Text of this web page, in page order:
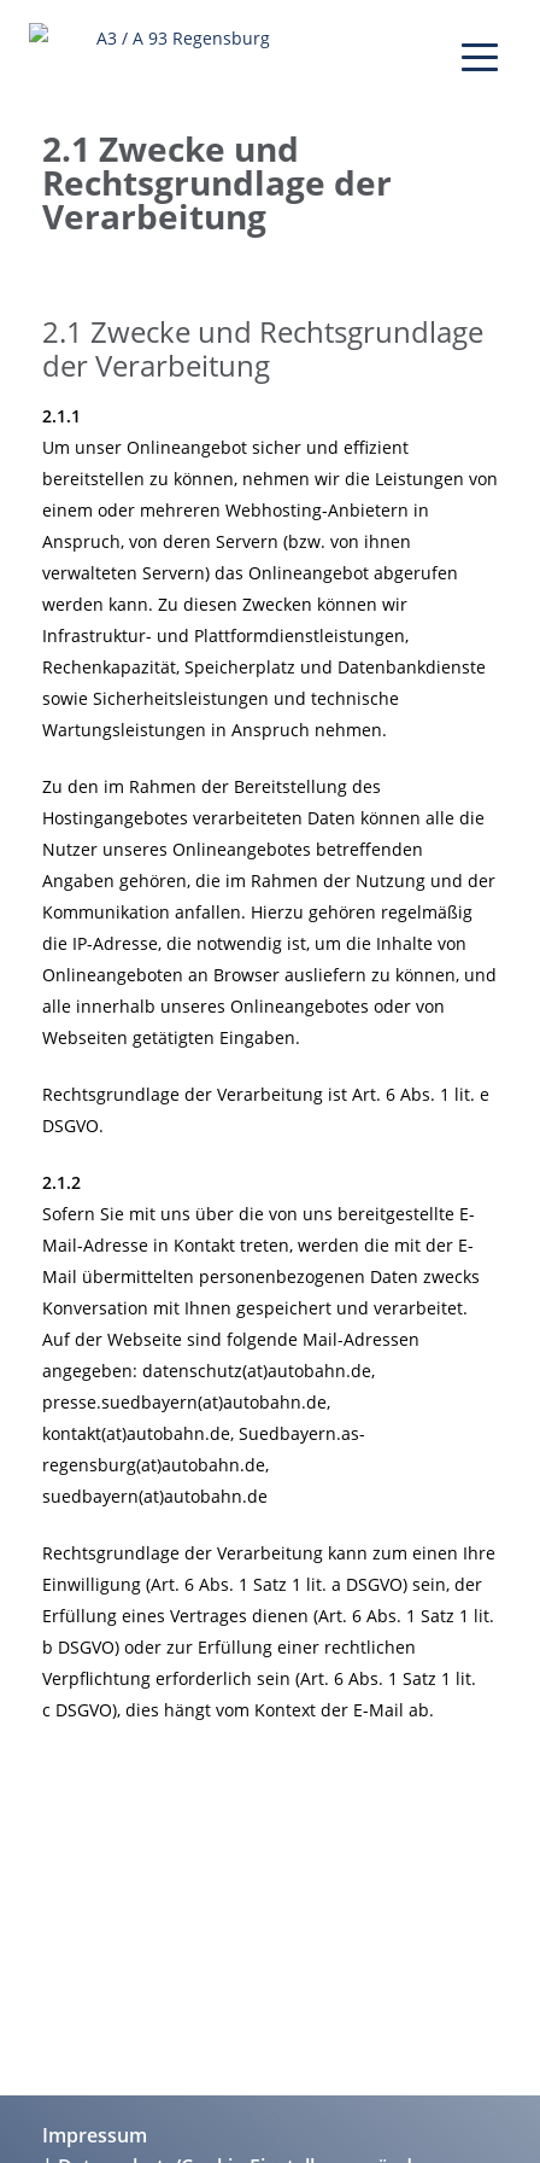
2.1 Zwecke und
Rechtsgrundlage der
Verarbeitung
2.1 Zwecke und Rechtsgrundlage
der Verarbeitung
2.1.1
Um unser Onlineangebot sicher und effizient
bereitstellen zu können, nehmen wir die Leistungen von
einem oder mehreren Webhosting-Anbietern in
Anspruch, von deren Servern (bzw. von ihnen
verwalteten Servern) das Onlineangebot abgerufen
werden kann. Zu diesen Zwecken können wir
Infrastruktur- und Plattformdienstleistungen,
Rechenkapazität, Speicherplatz und Datenbankdienste
sowie Sicherheitsleistungen und technische
Wartungsleistungen in Anspruch nehmen.
Zu den im Rahmen der Bereitstellung des
Hostingangebotes verarbeiteten Daten können alle die
Nutzer unseres Onlineangebotes betreffenden
Angaben gehören, die im Rahmen der Nutzung und der
Kommunikation anfallen. Hierzu gehören regelmäßig
die IP-Adresse, die notwendig ist, um die Inhalte von
Onlineangeboten an Browser ausliefern zu können, und
alle innerhalb unseres Onlineangebotes oder von
Webseiten getätigten Eingaben.
Rechtsgrundlage der Verarbeitung ist Art. 6 Abs. 1 lit. e
DSGVO.
2.1.2
Sofern Sie mit uns über die von uns bereitgestellte E-
Mail-Adresse in Kontakt treten, werden die mit der E-
Mail übermittelten personenbezogenen Daten zwecks
Konversation mit Ihnen gespeichert und verarbeitet.
Auf der Webseite sind folgende Mail-Adressen
angegeben: datenschutz(at)autobahn.de,
presse.suedbayern(at)autobahn.de,
kontakt(at)autobahn.de, Suedbayern.as-
regensburg(at)autobahn.de,
suedbayern(at)autobahn.de
Rechtsgrundlage der Verarbeitung kann zum einen Ihre
Einwilligung (Art. 6 Abs. 1 Satz 1 lit. a DSGVO) sein, der
Erfüllung eines Vertrages dienen (Art. 6 Abs. 1 Satz 1 lit.
b DSGVO) oder zur Erfüllung einer rechtlichen
Verpflichtung erforderlich sein (Art. 6 Abs. 1 Satz 1 lit.
c DSGVO), dies hängt vom Kontext der E-Mail ab.
Impressum